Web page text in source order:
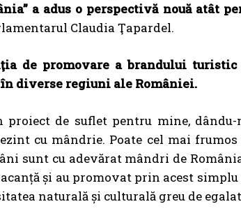
a adus o perspectivă nouă
Claudia Ţapardel.
de promovare a brandului
diverse regiuni ale României.
proiect de suflet pentru mine,
cu mândrie. Poate cel mai
sunt cu adevărat mândri de
și au promovat prin acest
naturală și culturală greu de